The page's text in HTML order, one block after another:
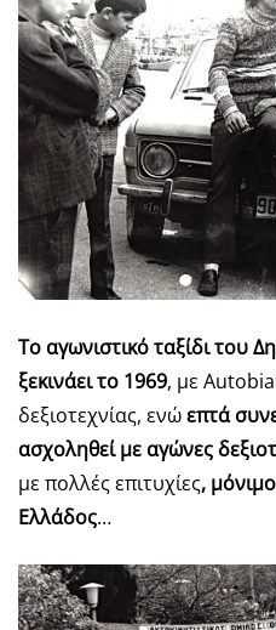
Το αγωνιστικό ταξίδι
ξεκινάει το 1969, με
δεξιοτεχνίας, ενώεπτά
ασχοληθεί με αγώνες
με πολλές επιτυχίες,
Ελλάδος…